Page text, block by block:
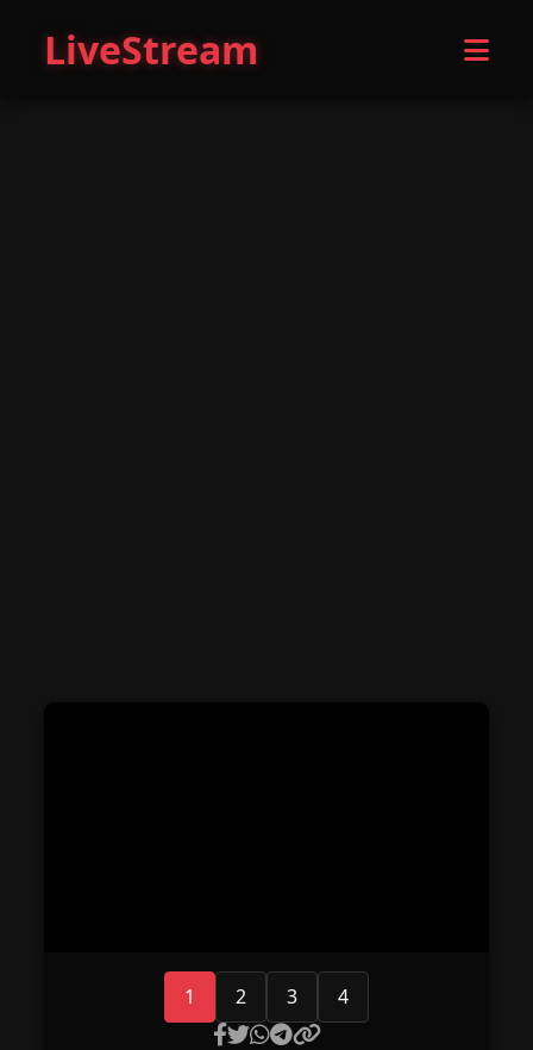
LiveStream
1 2 3 4